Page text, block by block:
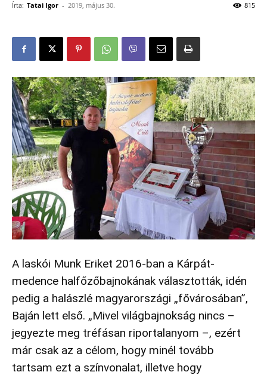
Írta: Tatai Igor - 2019, május 30. 815
A laskói Munk Eriket 2016-ban a Kárpát-
medence halfőzőbajnokának választották, idén
pedig a halászlé magyarországi „fővárosában”,
Baján lett első. „Mivel világbajnokság nincs –
jegyezte meg tréfásan riportalanyom –, ezért
már csak az a célom, hogy minél tovább
tartsam ezt a színvonalat, illetve hogy